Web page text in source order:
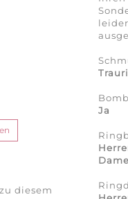
diesem
Ja